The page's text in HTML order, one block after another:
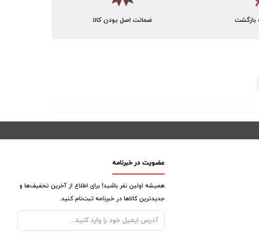
ضمانت اصل بودن کالا
عضویت در خبرنامه
همیشه اولین نفر باشید! برای اطلاع از آخرین تخفیف‌ها و
جدیدترین کالاها در خبرنامه ثبت‌نام کنید.